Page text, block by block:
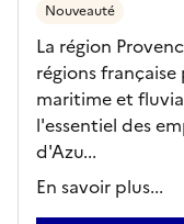
Nouveauté
La région
régions
maritime et
l'essentiel des
d'Azu...
En savoir plus...